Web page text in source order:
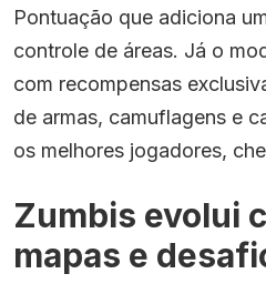
Pontuação que adiciona
controle de áreas. Já o
com recompensas
de armas, camuflagens e
os melhores jogadores,
Zumbis evolui
mapas e